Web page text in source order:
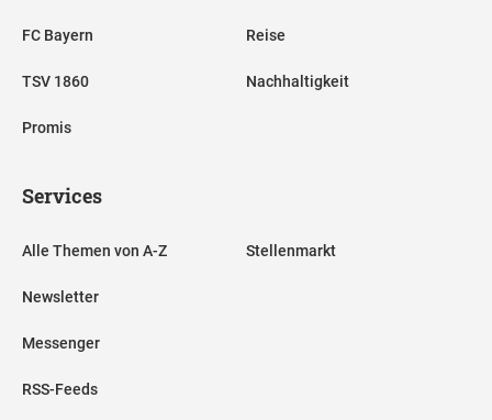
FC Bayern
TSV 1860
Promis
Reise
Nachhaltigkeit
Services
Alle Themen von A-Z
Newsletter
Messenger
RSS-Feeds
Stellenmarkt